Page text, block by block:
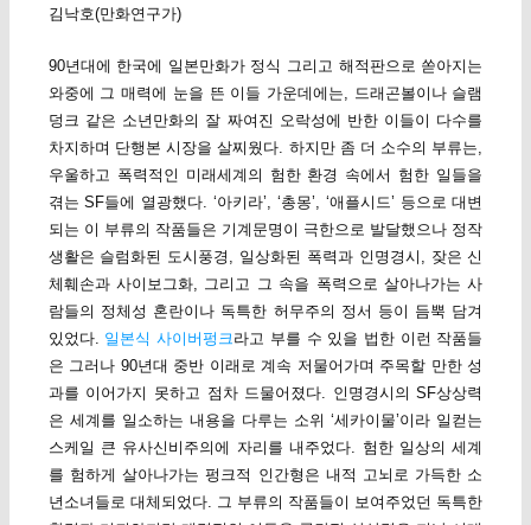
김낙호(만화연구가)
90년대에 한국에 일본만화가 정식 그리고 해적판으로 쏟아지는
와중에 그 매력에 눈을 뜬 이들 가운데에는, 드래곤볼이나 슬램
덩크 같은 소년만화의 잘 짜여진 오락성에 반한 이들이 다수를
차지하며 단행본 시장을 살찌웠다. 하지만 좀 더 소수의 부류는,
우울하고 폭력적인 미래세계의 험한 환경 속에서 험한 일들을
겪는 SF들에 열광했다. ‘아키라’, ‘총몽’, ‘애플시드’ 등으로 대변
되는 이 부류의 작품들은 기계문명이 극한으로 발달했으나 정작
생활은 슬럼화된 도시풍경, 일상화된 폭력과 인명경시, 잦은 신
체훼손과 사이보그화, 그리고 그 속을 폭력으로 살아나가는 사
람들의 정체성 혼란이나 독특한 허무주의 정서 등이 듬뿍 담겨
있었다. 일본식 사이버펑크라고 부를 수 있을 법한 이런 작품들
은 그러나 90년대 중반 이래로 계속 저물어가며 주목할 만한 성
과를 이어가지 못하고 점차 드물어졌다. 인명경시의 SF상상력
은 세계를 일소하는 내용을 다루는 소위 ‘세카이물’이라 일컫는
스케일 큰 유사신비주의에 자리를 내주었다. 험한 일상의 세계
를 험하게 살아나가는 펑크적 인간형은 내적 고뇌로 가득한 소
년소녀들로 대체되었다. 그 부류의 작품들이 보여주었던 독특한